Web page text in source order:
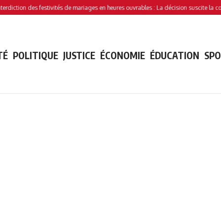
festivités de mariages en heures ouvrables : La décision suscite la controverse
POLITIQUE JUSTICE ÉCONOMIE ÉDUCATION